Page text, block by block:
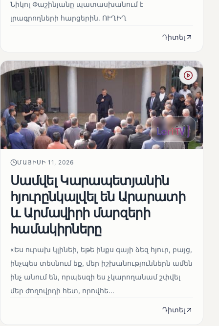
Նիկոլ Փաշինյանը պատասխանում է
լրագրողների հարցերին․ ՈՒՂԻՂ
Դիտել
ՄԱՅԻՍԻ 11, 2026
Սամվել Կարապետյանին
հյուրընկալվել են Արարատի
և Արմավիրի մարզերի
համակիրները
«Ես ուրախ կլինեի, եթե ինքս գայի ձեզ հյուր, բայց,
ինչպես տեսնում եք, մեր իշխանություններն ամեն
ինչ անում են, որպեսզի ես չկարողանամ շփվել
մեր ժողովրդի հետ, որովհե...
Դիտել